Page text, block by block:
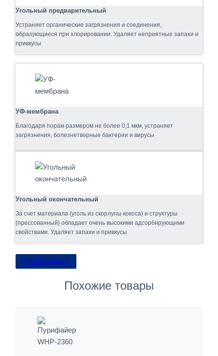
Угольный предварительный
Устраняет органические загрязнения и соединения,
образующиеся при хлорировании. Удаляет неприятные запахи и
привкусы
УФ-мембрана
Благодаря порам размером не более 0,1 мкм, устраняет
загрязнения, болезнетворные бактерии и вирусы
Угольный окончательный
За счет материала (уголь из скорлупы кокоса) и структуры
(прессованный) обладает очень высокими адсорбирующими
свойствами. Удаляет запахи и привкусы
УЗНАТЬ БОЛЬШЕ
Похожие товары